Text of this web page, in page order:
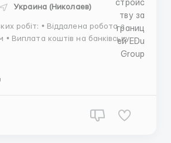
Украина (Николаев)
робіт: • Віддалена робота з
• Виплата коштів на банківську
вища освіта, виконання тестового
більше та заповнити